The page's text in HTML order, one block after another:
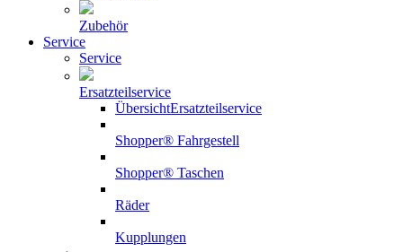
Zubehör
Service
Service
Ersatzteilservice
ÜbersichtErsatzteilservice
Shopper® Fahrgestell
Shopper® Taschen
Räder
Kupplungen